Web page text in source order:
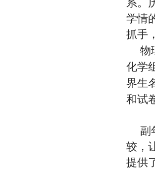
系。
学情
抓手
物
化学
界生
和试
副
较，
提供